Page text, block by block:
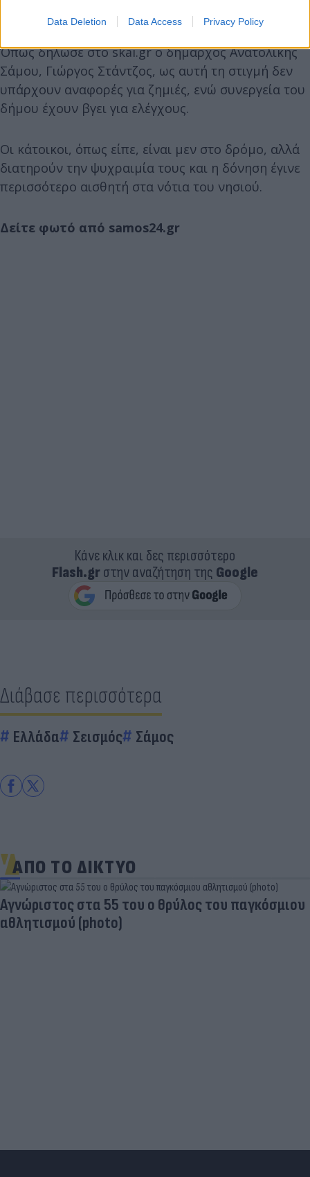
Data Deletion Data Access Privacy Policy
Όπως δήλωσε στο skai.gr ο δήμαρχος Ανατολικής
Σάμου, Γιώργος Στάντζος, ως αυτή τη στιγμή δεν
υπάρχουν αναφορές για ζημιές, ενώ συνεργεία του
δήμου έχουν βγει για ελέγχους.
Οι κάτοικοι, όπως είπε, είναι μεν στο δρόμο, αλλά
διατηρούν την ψυχραιμία τους και η δόνηση έγινε
περισσότερο αισθητή στα νότια του νησιού.
Δείτε φωτό από samos24.gr
Κάνε κλικ και δες περισσότερο
Flash.grστην αναζήτηση της Google
Διάβασε περισσότερα
Ελλάδα Σεισμός Σάμος
ΑΠΟ ΤΟ ΔΙΚΤΥΟ
Aγνώριστος στα 55 του ο θρύλος του παγκόσμιου
αθλητισμού (photo)